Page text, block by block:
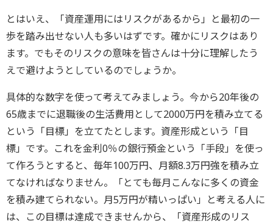
とはいえ、「資産運用にはリスクがあるから」と最初の一
歩を踏み出せない人も多いはずです。確かにリスクはあり
ます。でもそのリスクの意味を皆さんは十分に理解したう
えで避けようとしているのでしょうか。
具体的な数字を使って考えてみましょう。今から20年後の
65歳までに退職後の生活費用として2000万円を積み立てる
という「目標」を立てたとします。資産形成という「目
標」です。これを金利0％の銀行預金という「手段」を使っ
て作ろうとすると、毎年100万円、月額8.3万円強を積み立
てなければなりません。「とても毎月こんなに多くの資金
を積み建てられない。月5万円が精いっぱい」と考える人に
は、この目標は達成できませんから、「資産形成のリス